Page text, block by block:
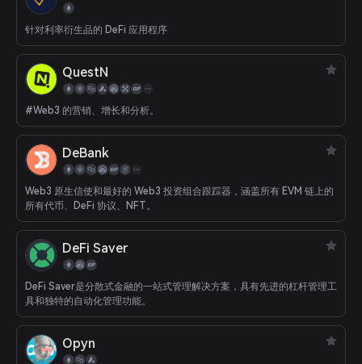
针对利率衍生品的 DeFi 应用程序
QuestN
#Web3 的营销、增长和分析。
DeBank
Web3 原生信使和最好的 Web3 投资组合跟踪器，涵盖所有 EVM 链上的
所有代币、DeFi 协议、NFT。
DeFi Saver
DeFi Saver是分散式金融的一站式管理解决方案，具有先进的杠杆管理工
具和独特的自动化管理功能。
Opyn